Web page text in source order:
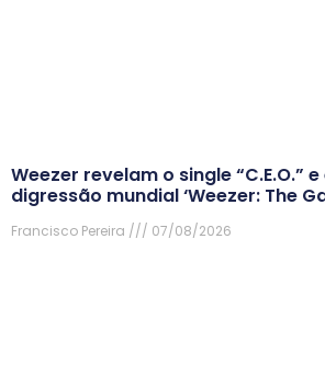
Weezer revelam o single “C.E.O.”
digressão mundial ‘Weezer: The
Francisco Pereira 07/08/2026